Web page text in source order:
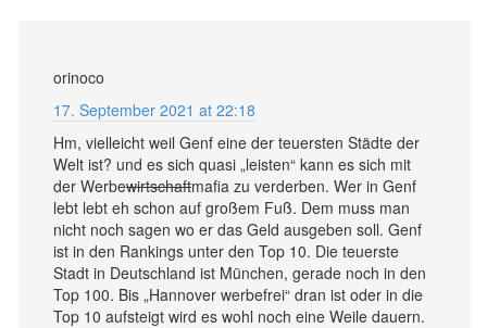
orinoco
17. September 2021 at 22:18
Hm, vielleicht weil Genf eine der teuersten Städte der
Welt ist? und es sich quasi „leisten“ kann es sich mit
der Werbewirtschaftmafia zu verderben. Wer in Genf
lebt lebt eh schon auf großem Fuß. Dem muss man
nicht noch sagen wo er das Geld ausgeben soll. Genf
ist in den Rankings unter den Top 10. Die teuerste
Stadt in Deutschland ist München, gerade noch in den
Top 100. Bis „Hannover werbefrei“ dran ist oder in die
Top 10 aufsteigt wird es wohl noch eine Weile dauern.